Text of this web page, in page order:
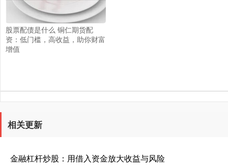
股票配债是什么 铜仁期货配
资：低门槛，高收益，助你财富
增值
相关更新
金融杠杆炒股：用借入资金放大收益与风险